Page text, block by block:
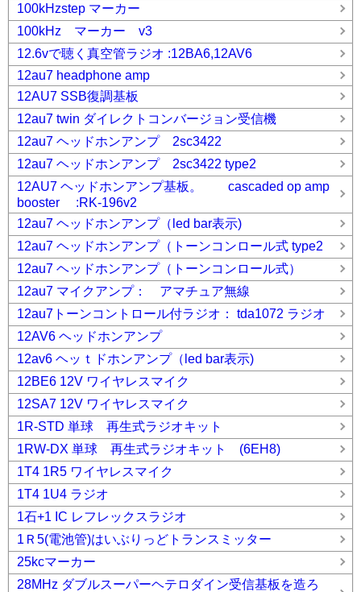
100kHzstep マーカー
100kHz マーカー v3
12.6vで聴く真空管ラジオ :12BA6,12AV6
12au7 headphone amp
12AU7 SSB復調基板
12au7 twin ダイレクトコンバージョン受信機
12au7 ヘッドホンアンプ 2sc3422
12au7 ヘッドホンアンプ 2sc3422 type2
12AU7 ヘッドホンアンプ基板。 cascaded op amp
booster :RK-196v2
12au7 ヘッドホンアンプ（led bar表示)
12au7 ヘッドホンアンプ（トーンコンロール式 type2
12au7 ヘッドホンアンプ（トーンコンロール式）
12au7 マイクアンプ： アマチュア無線
12au7トーンコントロール付ラジオ： tda1072 ラジオ
12AV6 ヘッドホンアンプ
12av6 ヘッｔドホンアンプ（led bar表示)
12BE6 12V ワイヤレスマイク
12SA7 12V ワイヤレスマイク
1R-STD 単球 再生式ラジオキット
1RW-DX 単球 再生式ラジオキット (6EH8)
1T4 1R5 ワイヤレスマイク
1T4 1U4 ラジオ
1石+1 IC レフレックスラジオ
1Ｒ5(電池管)はいぶりっどトランスミッター
25kcマーカー
28MHz ダブルスーパーヘテロダイン受信基板を造ろ